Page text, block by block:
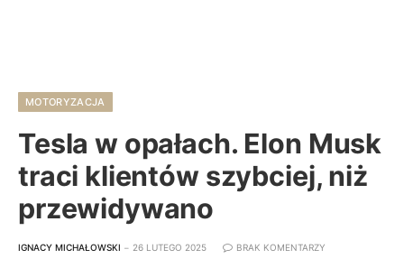
MOTORYZACJA
Tesla w opałach. Elon Musk
traci klientów szybciej, niż
przewidywano
IGNACY MICHAŁOWSKI 26 LUTEGO 2025 BRAK KOMENTARZY